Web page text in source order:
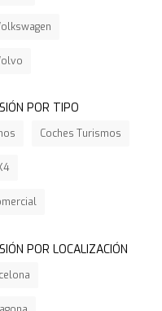
POR TIPO
Coches Turismos
POR LOCALIZACIÓN